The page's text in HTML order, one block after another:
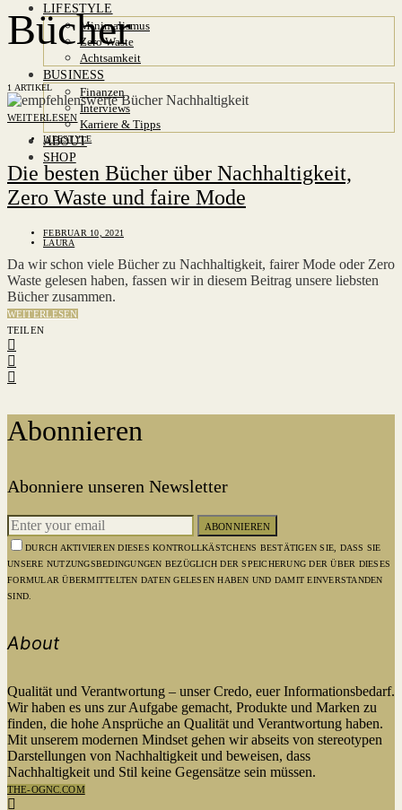
LIFESTYLE
Minimalismus
Zero Waste
Achtsamkeit
BUSINESS
Finanzen
Interviews
Karriere & Tipps
ABOUT
SHOP
Bücher
1 ARTIKEL
WEITERLESEN
LIFESTYLE
Die besten Bücher über Nachhaltigkeit,
Zero Waste und faire Mode
FEBRUAR 10, 2021
LAURA
Da wir schon viele Bücher zu Nachhaltigkeit, fairer Mode oder Zero
Waste gelesen haben, fassen wir in diesem Beitrag unsere liebsten
Bücher zusammen.
WEITERLESEN
TEILEN
Abonnieren
Abonniere unseren Newsletter
ABONNIEREN
DURCH AKTIVIEREN DIESES KONTROLLKÄSTCHENS BESTÄTIGEN SIE, DASS SIE
UNSERE NUTZUNGSBEDINGUNGEN BEZÜGLICH DER SPEICHERUNG DER ÜBER DIESES
FORMULAR ÜBERMITTELTEN DATEN GELESEN HABEN UND DAMIT EINVERSTANDEN
SIND.
About
Qualität und Verantwortung – unser Credo, euer Informationsbedarf.
Wir haben es uns zur Aufgabe gemacht, Produkte und Marken zu
finden, die hohe Ansprüche an Qualität und Verantwortung haben.
Mit unserem modernen Mindset gehen wir abseits von stereotypen
Darstellungen von Nachhaltigkeit und beweisen, dass
Nachhaltigkeit und Stil keine Gegensätze sein müssen.
THE-OGNC.COM